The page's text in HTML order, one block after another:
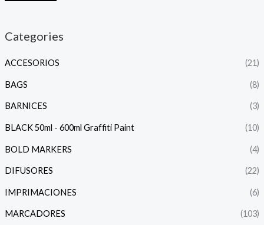
Categories
ACCESORIOS (21)
BAGS (8)
BARNICES (3)
BLACK 50ml - 600ml Graffiti Paint (10)
BOLD MARKERS (4)
DIFUSORES (22)
IMPRIMACIONES (6)
MARCADORES
(103)